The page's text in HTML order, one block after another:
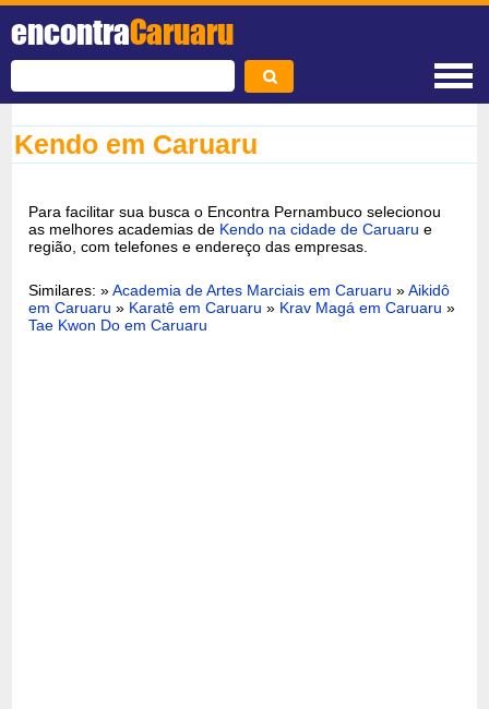
encontraCaruaru
Kendo em Caruaru
Para facilitar sua busca o Encontra Pernambuco selecionou
as melhores academias de Kendo na cidade de Caruaru e
região, com telefones e endereço das empresas.
Similares: »Academia de Artes Marciais em Caruaru »Aikidô
em Caruaru » Karatê em Caruaru » Krav Magá em Caruaru »
Tae Kwon Do em Caruaru